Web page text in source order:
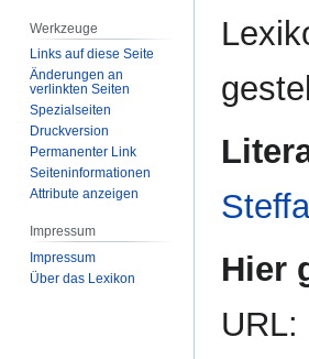
Hier
URL:
Werkzeuge
Links auf diese Seite
Änderungen an
verlinkten Seiten
Spezialseiten
Druckversion
Permanenter Link
Seiten­­informationen
Attribute anzeigen
Impressum
Impressum
Über das Lexikon